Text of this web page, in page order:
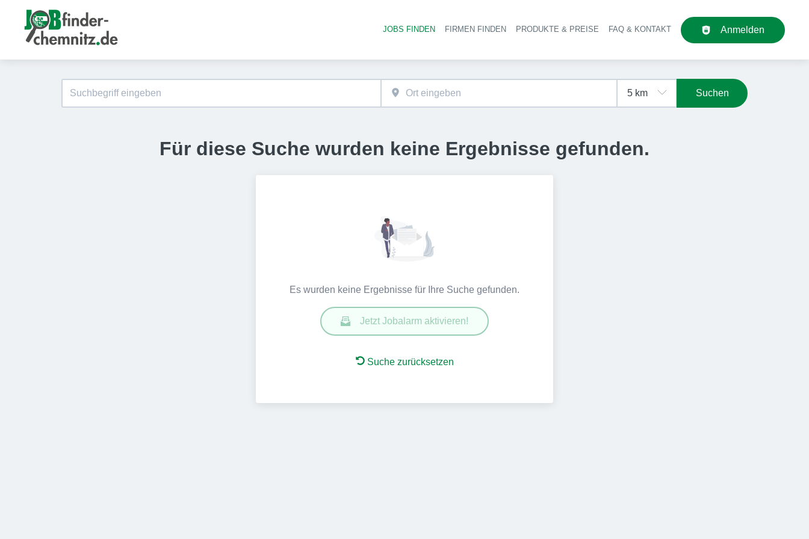
Haupt-Navigation
JOBS FINDEN FIRMEN FINDEN PRODUKTE & PREISE FAQ & KONTAKT Anmelden
Suchen
Für diese Suche wurden keine Ergebnisse gefunden.
Es wurden keine Ergebnisse für Ihre Suche gefunden.
Jetzt Jobalarm aktivieren!
Suche zurücksetzen